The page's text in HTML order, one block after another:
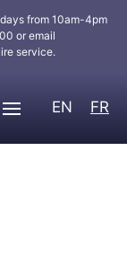
from 10am-4pm
or email
service.
EN FR